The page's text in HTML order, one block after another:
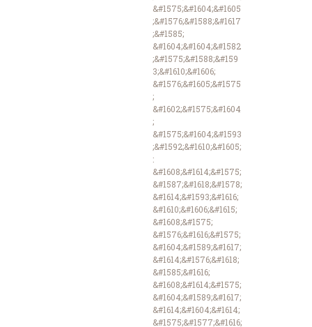
&#1575;&#1604;&#1605
;&#1576;&#1588;&#1617
;&#1585;
&#1604;&#1604;&#1582
;&#1575;&#1588;&#159
3;&#1610;&#1606;
&#1576;&#1605;&#1575
;
&#1602;&#1575;&#1604
;
&#1575;&#1604;&#1593
;&#1592;&#1610;&#1605;
:
&#1608;&#1614;&#1575;
&#1587;&#1618;&#1578;
&#1614;&#1593;&#1616;
&#1610;&#1606;&#1615;
&#1608;&#1575;
&#1576;&#1616;&#1575;
&#1604;&#1589;&#1617;
&#1614;&#1576;&#1618;
&#1585;&#1616;
&#1608;&#1614;&#1575;
&#1604;&#1589;&#1617;
&#1614;&#1604;&#1614;
&#1575;&#1577;&#1616;